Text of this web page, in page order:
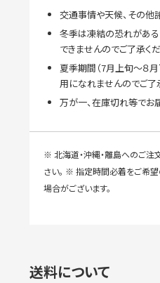
交通事情や天候、その他
冬季は凍結の恐れがある
できませんのでご了承くだ
夏季期間（7月上旬～８
用になれませんのでご了
万が一、在庫切れ等でお
※ 北海道・沖縄・離島へのご注
さい。 ※ 指定時間必着をご希
場合がございます。
送料について